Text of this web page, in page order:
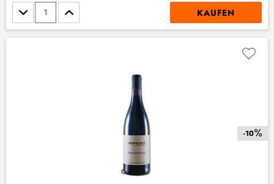
Stückzahl KAUFEN
-10